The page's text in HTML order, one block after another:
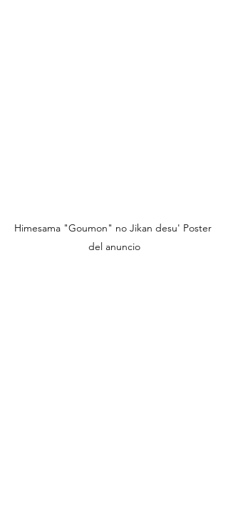
Himesama "Goumon" no Jikan desu' Poster
del anuncio